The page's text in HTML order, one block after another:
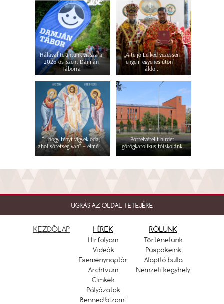
Hálával tekintünk vissza a
2026-os Szent Damján
Táborra
„A te jó Lelked vezessen
engem egyenes úton” –
áldo...
"...hogy fényt vigyek oda,
ahol sötétség van" – elmél...
Pótfelvételit hirdet
görögkatolikus főiskolánk
UGRÁS AZ OLDAL TETEJÉRE
KEZDŐLAP HÍREK
Hírfolyam
Videók
Eseménynaptár
Archívum
Címkék
Pályázatok
Benned bízom!
RÓLUNK
Történetünk
Püspökeink
Alapító bulla
Nemzeti kegyhely